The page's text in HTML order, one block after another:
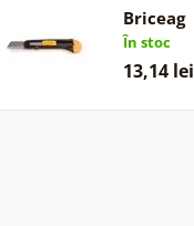
Briceag
În stoc
13,14 lei